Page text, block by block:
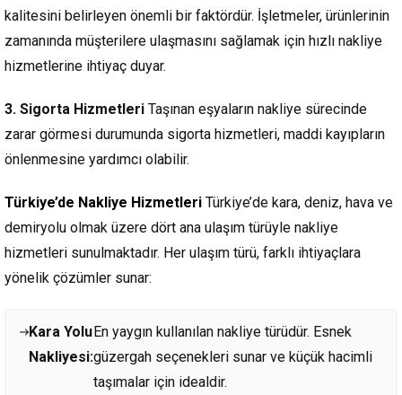
kalitesini belirleyen önemli bir faktördür. İşletmeler, ürünlerinin
zamanında müşterilere ulaşmasını sağlamak için hızlı nakliye
hizmetlerine ihtiyaç duyar.
3. Sigorta Hizmetleri Taşınan eşyaların nakliye sürecinde
zarar görmesi durumunda sigorta hizmetleri, maddi kayıpların
önlenmesine yardımcı olabilir.
Türkiye’de Nakliye Hizmetleri Türkiye’de kara, deniz, hava ve
demiryolu olmak üzere dört ana ulaşım türüyle nakliye
hizmetleri sunulmaktadır. Her ulaşım türü, farklı ihtiyaçlara
yönelik çözümler sunar:
Kara Yolu
Nakliyesi:
En yaygın kullanılan nakliye türüdür. Esnek
güzergah seçenekleri sunar ve küçük hacimli
taşımalar için idealdir.